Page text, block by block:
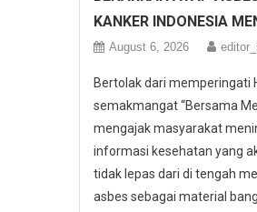
KANKER INDONESIA
August 6, 2026
Bertolak dari memperingati
semakmangat “Bersama
mengajak masyarakat
informasi kesehatan yang
tidak lepas dari di tengah
asbes sebagai material